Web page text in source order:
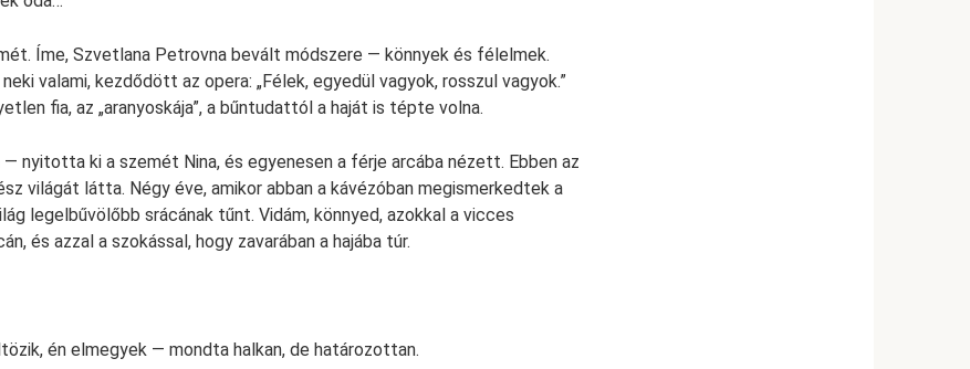
Íme, Szvetlana Petrovna bevált módszere — könnyek és félelmek.
valami, kezdődött az opera: „Félek, egyedül vagyok, rosszul vagyok.”
fia, az „aranyoskája”, a bűntudattól a haját is tépte volna.
— nyitotta ki a szemét Nina, és egyenesen a férje arcába nézett. Ebben az
világát látta. Négy éve, amikor abban a kávézóban megismerkedtek a
legelbűvölőbb srácának tűnt. Vidám, könnyed, azokkal a vicces
és azzal a szokással, hogy zavarában a hajába túr.
én elmegyek — mondta halkan, de határozottan.